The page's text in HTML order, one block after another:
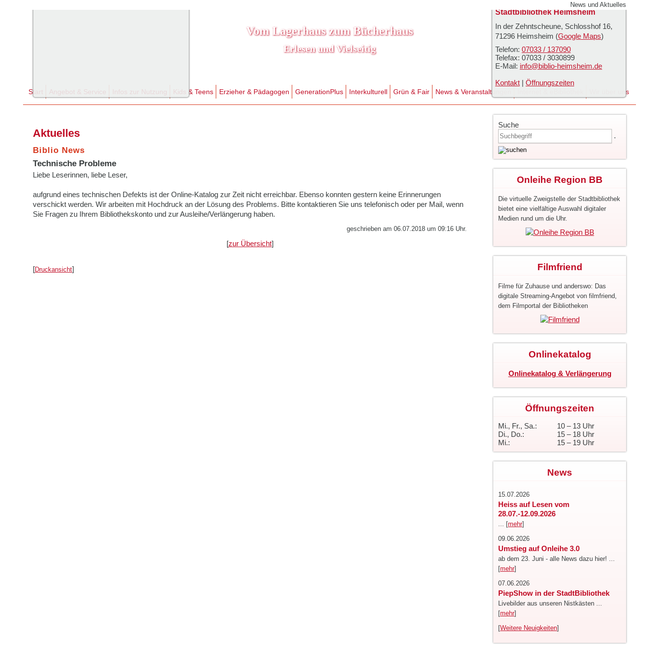
News und Aktuelles
Stadtbibliothek Heimsheim
In der Zehntscheune, Schlosshof 16,
71296 Heimsheim (Google Maps)
Telefon: 07033 / 137090
Telefax: 07033 / 3030899
E-Mail: info@biblio-heimsheim.de
Kontakt | Öffnungszeiten
Vom Lagerhaus zum Bücherhaus
Erlesen und Vielseitig
Start Angebot & Service Infos zur Nutzung Kids & Teens Erzieher & Pädagogen GenerationPlus Interkulturell Grün & Fair News & Veranstaltungen Wir über uns
Aktuelles
Biblio News
Technische Probleme
Liebe Leserinnen, liebe Leser,
aufgrund eines technischen Defekts ist der Online-Katalog zur Zeit nicht erreichbar. Ebenso konnten gestern keine Erinnerungen
verschickt werden. Wir arbeiten mit Hochdruck an der Lösung des Problems. Bitte kontaktieren Sie uns telefonisch oder per Mail, wenn
Sie Fragen zu Ihrem Bibliothekskonto und zur Ausleihe/Verlängerung haben.
geschrieben am 06.07.2018 um 09:16 Uhr.
[zur Übersicht]
[Druckansicht]
Suche
.
Onleihe Region BB
Die virtuelle Zweigstelle der Stadtbibliothek
bietet eine vielfältige Auswahl digitaler
Medien rund um die Uhr.
Filmfriend
Filme für Zuhause und anderswo: Das
digitale Streaming-Angebot von filmfriend,
dem Filmportal der Bibliotheken
Onlinekatalog
Onlinekatalog & Verlängerung
Öffnungszeiten
Mi., Fr., Sa.:
10 – 13 Uhr
Di., Do.:
15 – 18 Uhr
Mi.:
15 – 19 Uhr
News
15.07.2026
Heiss auf Lesen vom
28.07.-12.09.2026
... [mehr]
09.06.2026
Umstieg auf Onleihe 3.0
ab dem 23. Juni - alle News dazu hier! ...
[mehr]
07.06.2026
PiepShow in der StadtBibliothek
Livebilder aus unseren Nistkästen ...
[mehr]
[Weitere Neuigkeiten]